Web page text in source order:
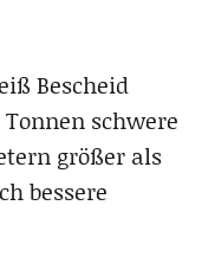
Bescheid
schwere
größer als
bessere